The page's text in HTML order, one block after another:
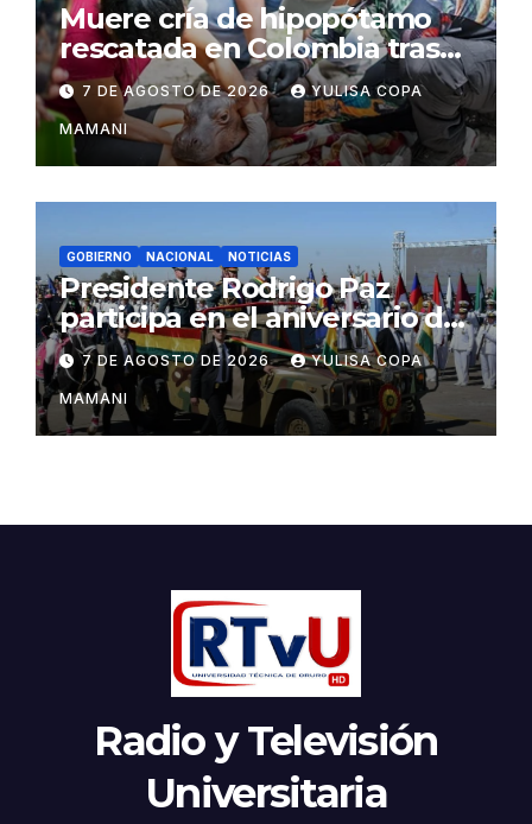
Muere cría de hipopótamo
rescatada en Colombia tras
recibir atención veterinaria
7 DE AGOSTO DE 2026 YULISA COPA
MAMANI
GOBIERNO NACIONAL NOTICIAS
Presidente Rodrigo Paz
participa en el aniversario de
las Fuerzas Armadas
7 DE AGOSTO DE 2026 YULISA COPA
MAMANI
Radio y Televisión
Universitaria